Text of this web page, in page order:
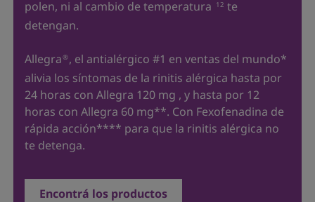
polen, ni al cambio de temperatura
12 te
detengan.
Allegra®, el antialérgico #1 en ventas del mundo*
alivia los síntomas de la rinitis alérgica hasta por
24 horas con Allegra 120 mg , y hasta por 12
horas con Allegra 60 mg**. Con Fexofenadina de
rápida acción**** para que la rinitis alérgica no
te detenga.
Encontrá los productos